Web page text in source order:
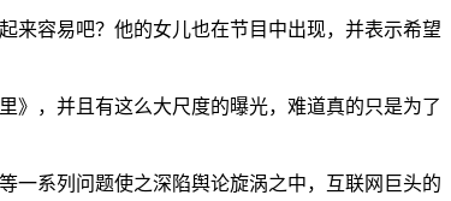
来容易吧？他的女儿也在节目中出现，并表示希望
》，并且有这么大尺度的曝光，难道真的只是为了
一系列问题使之深陷舆论旋涡之中，互联网巨头的